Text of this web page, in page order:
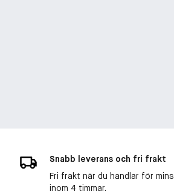
Snabb leverans och fri frakt
Fri frakt när du handlar för
inom 4 timmar.